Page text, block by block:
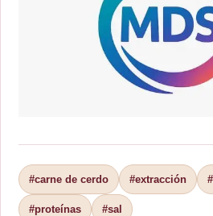
#carne de cerdo #extracción
#proteínas #sal